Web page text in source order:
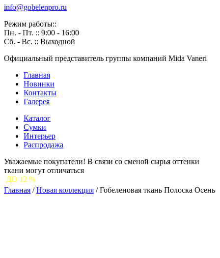
info@gobelenpro.ru
Режим работы::
Пн. - Пт. :: 9:00 - 16:00
Сб. - Вс. :: Выходной
Официальный представитель группы компаний Mida Vaneri
Главная
Новинки
Контакты
Галерея
Каталог
Сумки
Интерьер
Распродажа
Уважаемые покупатели! В связи со сменой сырья оттенки
ткани могут отличаться
Главная /Новая коллекция /Гобеленовая ткань Полоска Осень